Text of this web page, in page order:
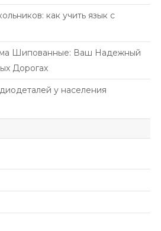
как учить язык с
Шипованные: Ваш Надежный
Дорогах
у населения